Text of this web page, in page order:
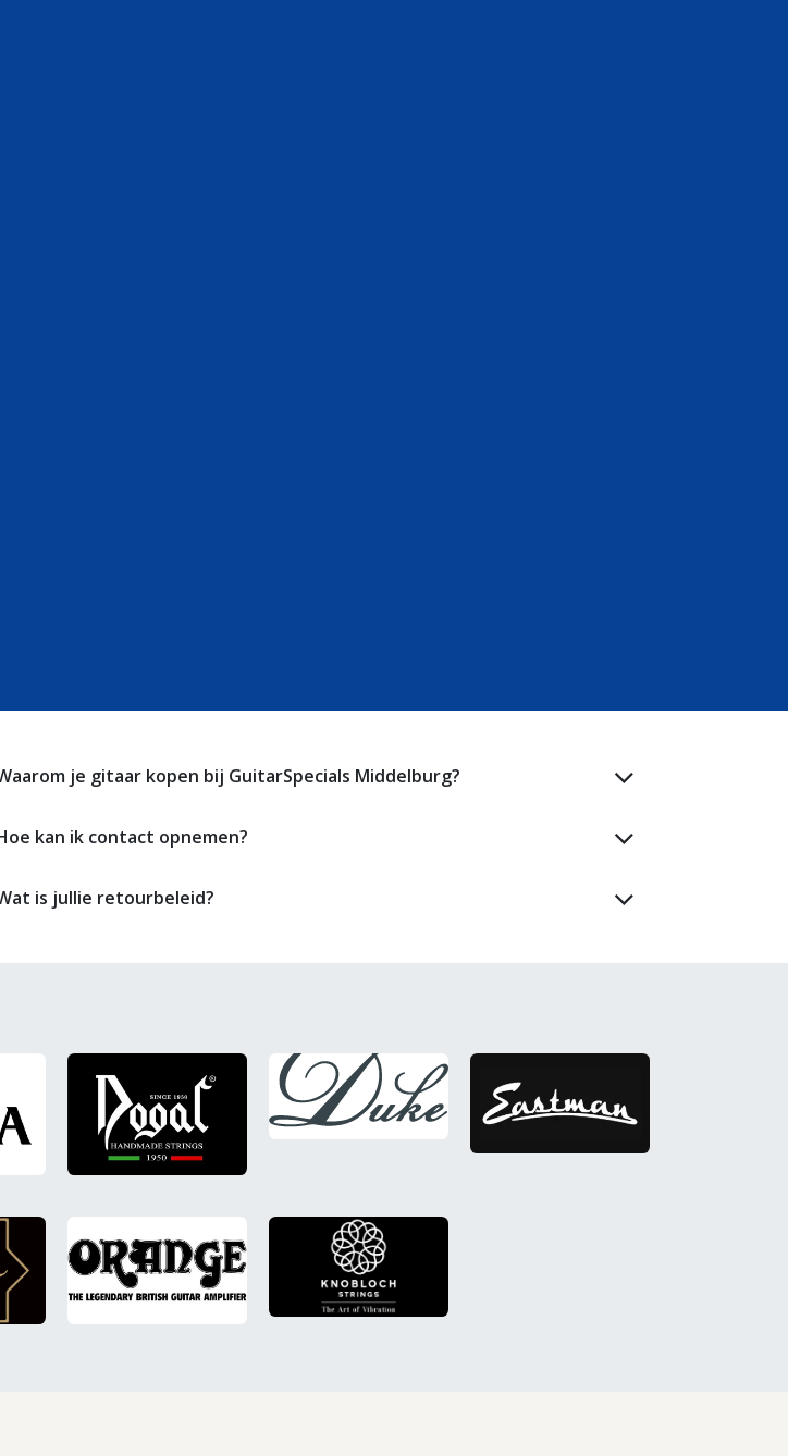
je gitaar kopen bij GuitarSpecials Middelburg?
kan ik contact opnemen?
is jullie retourbeleid?